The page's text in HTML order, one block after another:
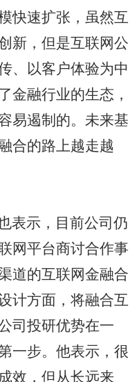
快速扩张，虽然互
新，但是互联网公
、以客户体验为中
金融行业的生态，
易遏制的。未来基
合的路上越走越
表示，目前公司仍
网平台商讨合作事
道的互联网金融合
计方面，将融合互
司投研优势在一
一步。他表示，很
效，但从长远来